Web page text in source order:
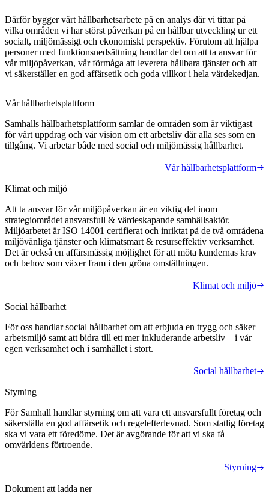
Därför bygger vårt hållbarhetsarbete på en analys där vi tittar på
vilka områden vi har störst påverkan på en hållbar utveckling ur ett
socialt, miljömässigt och ekonomiskt perspektiv. Förutom att hjälpa
personer med funktionsnedsättning handlar det om att ta ansvar för
vår miljöpåverkan, vår förmåga att leverera hållbara tjänster och att
vi säkerställer en god affärsetik och goda villkor i hela värdekedjan.
Vår hållbarhetsplattform
Samhalls hållbarhetsplattform samlar de områden som är viktigast
för vårt uppdrag och vår vision om ett arbetsliv där alla ses som en
tillgång. Vi arbetar både med social och miljömässig hållbarhet.
Vår hållbarhetsplattform
Klimat och miljö
Att ta ansvar för vår miljöpåverkan är en viktig del inom
strategiområdet ansvarsfull & värdeskapande samhällsaktör.
Miljöarbetet är ISO 14001 certifierat och inriktat på de två områdena
miljövänliga tjänster och klimatsmart & resurseffektiv verksamhet.
Det är också en affärsmässig möjlighet för att möta kundernas krav
och behov som växer fram i den gröna omställningen.
Klimat och miljö
Social hållbarhet
För oss handlar social hållbarhet om att erbjuda en trygg och säker
arbetsmiljö samt att bidra till ett mer inkluderande arbetsliv – i vår
egen verksamhet och i samhället i stort.
Social hållbarhet
Styrning
För Samhall handlar styrning om att vara ett ansvarsfullt företag och
säkerställa en god affärsetik och regelefterlevnad. Som statlig företag
ska vi vara ett föredöme. Det är avgörande för att vi ska få
omvärldens förtroende.
Styrning
Dokument att ladda ner